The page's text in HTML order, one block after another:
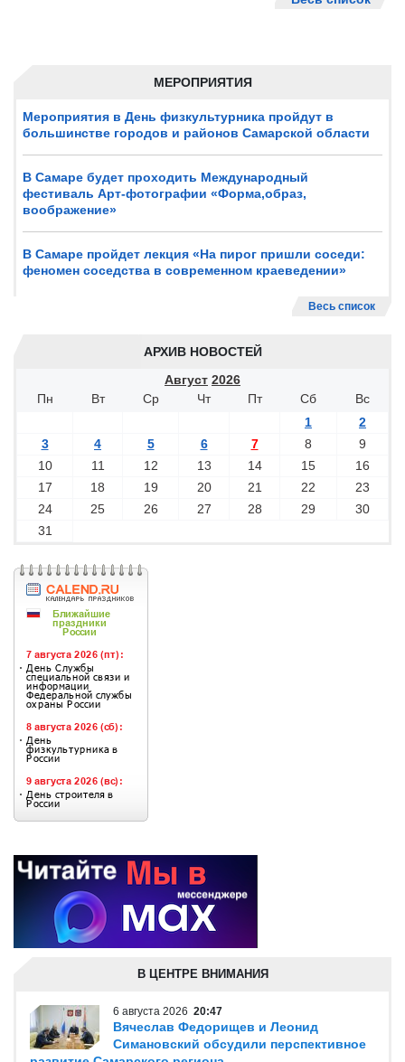
МЕРОПРИЯТИЯ
Мероприятия в День физкультурника пройдут в
большинстве городов и районов Самарской области
В Самаре будет проходить Международный
фестиваль Арт-фотографии «Форма,образ,
воображение»
В Самаре пройдет лекция «На пирог пришли соседи:
феномен соседства в современном краеведении»
Весь список
АРХИВ НОВОСТЕЙ
Август 2026
Пн
Вт Ср Чт Пт Сб
Вс
1
2
3
4 5 6 7 8
9
10
11 12 13 14 15
16
17
18 19 20 21 22
23
24
25 26 27 28 29
30
31
В ЦЕНТРЕ ВНИМАНИЯ
6 августа 2026 20:47
Вячеслав Федорищев и Леонид
Симановский обсудили перспективное